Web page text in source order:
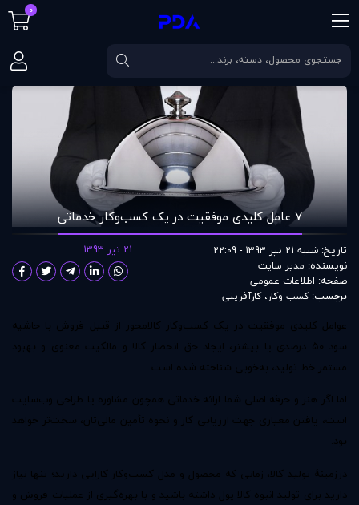
صفحه اصلی مقالات ۷ عامل کلیدی موفقیت در یک کسب‌وکار خدماتی
۷ عامل کلیدی موفقیت در یک کسب‌وکار خدماتی
تاریخ: شنبه 21 تیر 1393 - 22:09
نویسنده: مدير سايت
صفحه: اطلاعات عمومی
برچسب:کسب وکار، کارآفرینی
21 تیر 1393
عوامل کلیدی موفقیت در یک کسب‌وکار کالامحور از قبیل فروش با حاشیه
سود ۵۰ درصدی یا بیشتر، ایجاد حق انحصار کالا و مالکیت معنوی و بهبود
مستمر خط تولید، به‌خوبی شناخته شده است.
اما اگر هنر و حرفه اصلی شما ارائه خدماتی همچون مشاوره یا طراحی وب‌سایت
است، یافتن معیاری جهت ارزیابی کار و نحوه تأمین مالی‌تان، سخت‌تر خواهد
بود.
درزمینهٔ تولید کالا، زمانی که محصول و مدل کسب‌وکار کارایی دارید؛ تنها نیاز
دارید برای تولید انبوه کالا پول داشته باشید و با بهره‌گیری از عملیات فروش و
0